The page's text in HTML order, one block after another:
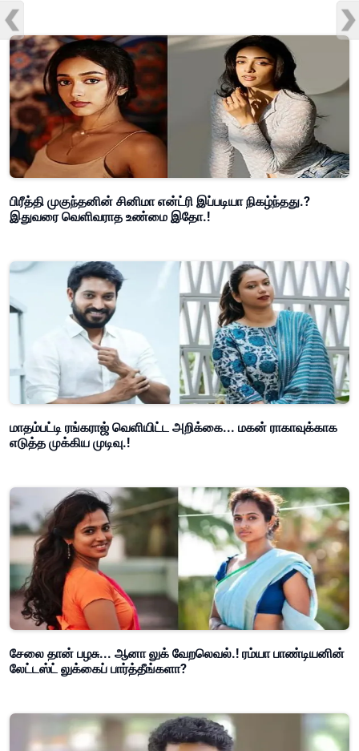
பிரீத்தி முகுந்தனின் சினிமா என்ட்ரி இப்படியா நிகழ்ந்தது.?
இதுவரை வெளிவராத உண்மை இதோ.!
மாதம்பட்டி ரங்கராஜ் வெளியிட்ட அறிக்கை... மகன் ராகாவுக்காக
எடுத்த முக்கிய முடிவு.!
சேலை தான் பழசு... ஆனா லுக் வேறலெவல்.! ரம்யா பாண்டியனின்
லேட்டஸ்ட் லுக்கைப் பார்த்தீங்களா?